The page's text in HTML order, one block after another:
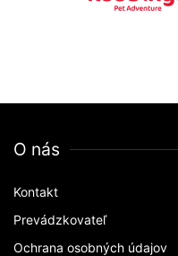
O nás
Kontakt
Prevádzkovateľ
Ochrana osobných údajov